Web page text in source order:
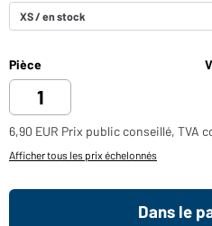
Pièce
6,90 EUR Prix public conseillé, TVA
Afficher tous les prix échelonnés
Dans le